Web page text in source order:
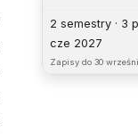
2 semestry · 3
cze 2027
Zapisy do 30